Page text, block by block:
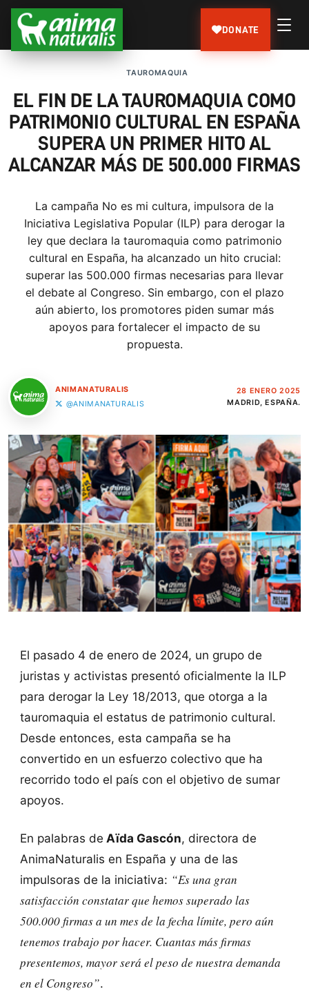
DONATE
TAUROMAQUIA
EL FIN DE LA TAUROMAQUIA COMO
PATRIMONIO CULTURAL EN ESPAÑA
SUPERA UN PRIMER HITO AL
ALCANZAR MÁS DE 500.000 FIRMAS
La campaña No es mi cultura, impulsora de la
Iniciativa Legislativa Popular (ILP) para derogar la
ley que declara la tauromaquia como patrimonio
cultural en España, ha alcanzado un hito crucial:
superar las 500.000 firmas necesarias para llevar
el debate al Congreso. Sin embargo, con el plazo
aún abierto, los promotores piden sumar más
apoyos para fortalecer el impacto de su
propuesta.
ANIMANATURALIS
@ANIMANATURALIS
28 ENERO 2025
MADRID, ESPAÑA.
El pasado 4 de enero de 2024, un grupo de
juristas y activistas presentó oficialmente la ILP
para derogar la Ley 18/2013, que otorga a la
tauromaquia el estatus de patrimonio cultural.
Desde entonces, esta campaña se ha
convertido en un esfuerzo colectivo que ha
recorrido todo el país con el objetivo de sumar
apoyos.
En palabras de Aïda Gascón, directora de
AnimaNaturalis en España y una de las
impulsoras de la iniciativa: “Es una gran
satisfacción constatar que hemos superado las
500.000 firmas a un mes de la fecha límite, pero aún
tenemos trabajo por hacer. Cuantas más firmas
presentemos, mayor será el peso de nuestra demanda
en el Congreso”.